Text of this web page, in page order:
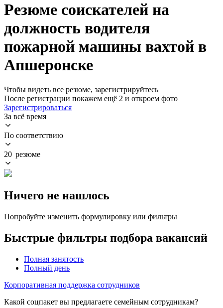
Резюме соискателей на
должность водителя
пожарной машины вахтой в
Апшеронске
Чтобы видеть все резюме, зарегистрируйтесь
После регистрации покажем ещё 2 и откроем фото
Зарегистрироваться
За всё время
По соответствию
20 резюме
Ничего не нашлось
Попробуйте изменить формулировку или фильтры
Быстрые фильтры подбора вакансий
Полная занятость
Полный день
Корпоративная поддержка сотрудников
Какой соцпакет вы предлагаете семейным сотрудникам?